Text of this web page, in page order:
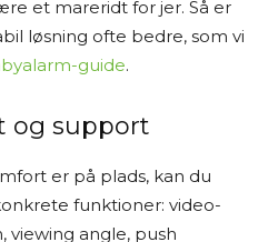
et mareridt for jer. Så er
løsning ofte bedre, som vi
guide.
og support
er på plads, kan du
funktioner: video-
viewing angle, push